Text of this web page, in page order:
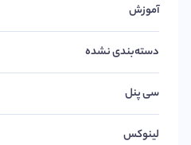
آموزش
دسته‌بندی نشده
سی پنل
لینوکس